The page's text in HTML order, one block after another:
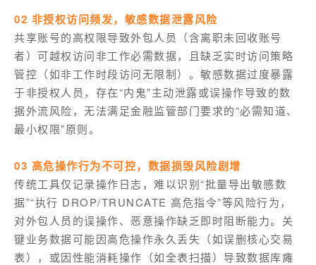
02 非授权访问频发，敏感数据泄露风险
共享账号的高权限导致外包人员（含离职未回收账号
者）可越权访问非工作必需数据，且缺乏实时访问策略
管控（如非工作时段访问无限制）。敏感数据过度暴露
于非授权人员，存在“内鬼”主动泄露或误操作导致的数
据外流风险，无法满足金融监管部门要求的“必需知道、
最小权限”原则。
03 高危操作行为不可控，数据损毁风险剧增
传统工具仅记录操作日志，难以识别“批量导出敏感数
据”“执行 DROP/TRUNCATE 高危指令”等风险行为，
对外包人员的误操作、恶意操作缺乏即时阻断能力。关
键业务数据可能因高危操作永久丢失（如误删核心交易
表），或因性能消耗操作（如全表扫描）导致数据库瘫